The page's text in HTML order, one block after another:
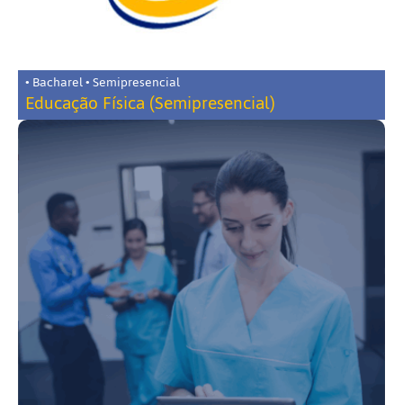
• Bacharel • Semipresencial
Educação Física (Semipresencial)